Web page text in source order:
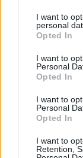
I want to
personal
Opted In
I want to
Personal
Opted In
I want to
Personal
Opted In
I want to
Retention,
Savaitės
32 laipsnių
Žinios | Orai
V. Zalužno
Laidos | Nauja